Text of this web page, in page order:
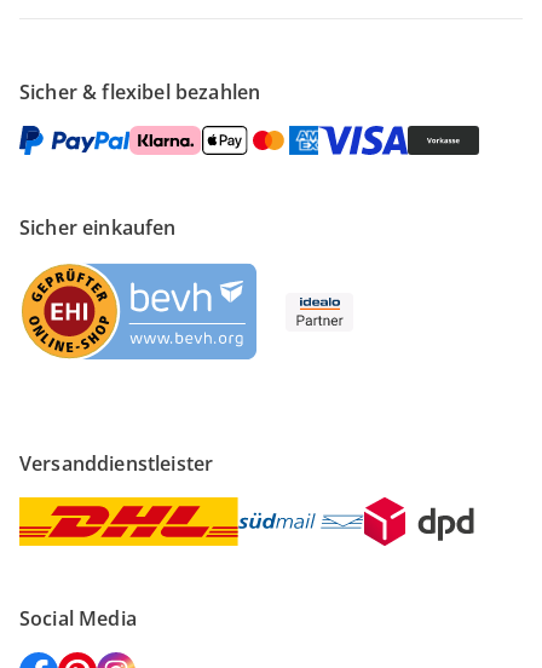
Sicher & flexibel bezahlen
Sicher einkaufen
Versanddienstleister
Social Media